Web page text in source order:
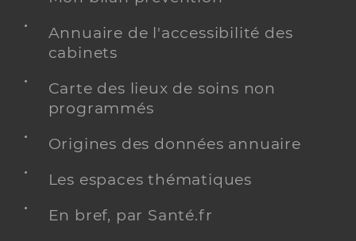
Annuaire de l'accessibilité des
cabinets
Carte des lieux de soins non
programmés
Origines des données annuaire
Les espaces thématiques
En bref, par Santé.fr